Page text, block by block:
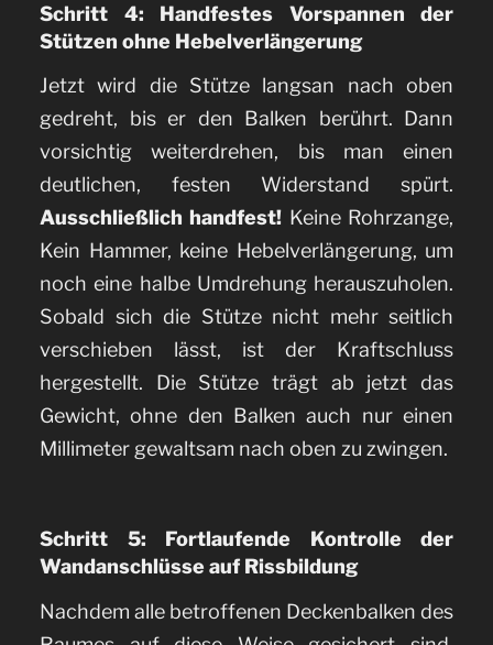
Schritt 4: Handfestes Vorspannen der
Stützen ohne Hebelverlängerung
Jetzt wird die Stütze langsan nach oben
gedreht, bis er den Balken berührt. Dann
vorsichtig weiterdrehen, bis man einen
deutlichen, festen Widerstand spürt.
Ausschließlich handfest! Keine Rohrzange,
Kein Hammer, keine Hebelverlängerung, um
noch eine halbe Umdrehung herauszuholen.
Sobald sich die Stütze nicht mehr seitlich
verschieben lässt, ist der Kraftschluss
hergestellt. Die Stütze trägt ab jetzt das
Gewicht, ohne den Balken auch nur einen
Millimeter gewaltsam nach oben zu zwingen.
Schritt 5: Fortlaufende Kontrolle der
Wandanschlüsse auf Rissbildung
Nachdem alle betroffenen Deckenbalken des